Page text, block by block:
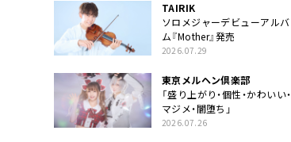
TAIRIK
ソロメジャーデビューアルバ
ム『Mother』発売
2026.07.29
東京メルヘン倶楽部
「盛り上がり・個性・かわいい・
マジメ・闇堕ち」
2026.07.26